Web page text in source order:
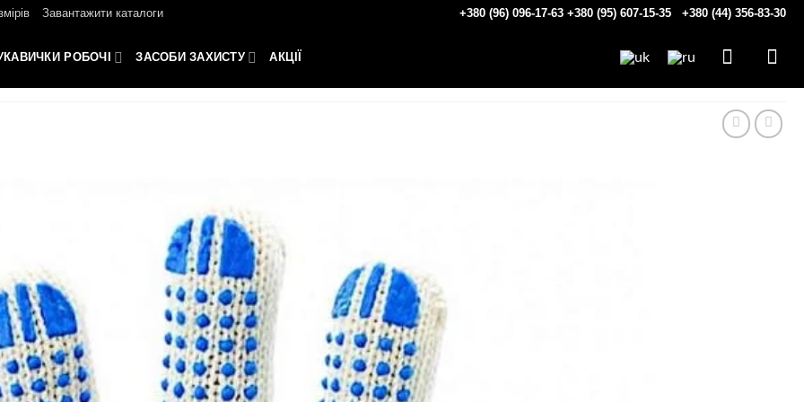
Завантажити каталоги +380 (96) 096-17-63 +380 (95) 607-15-35 +380 (44) 356-83-30
РОБОЧІ ЗАСОБИ ЗАХИСТУ АКЦІЇ